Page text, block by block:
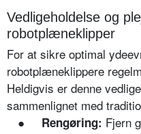
Vedligeholdelse og
robotplæneklipper
For at sikre optimal
robotplæneklippere
Heldigvis er denne
sammenlignet med
● Rengøring: Fjern